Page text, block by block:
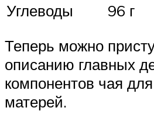
Углеводы
96 г
Теперь можно
описанию главных
компонентов чая
матерей.